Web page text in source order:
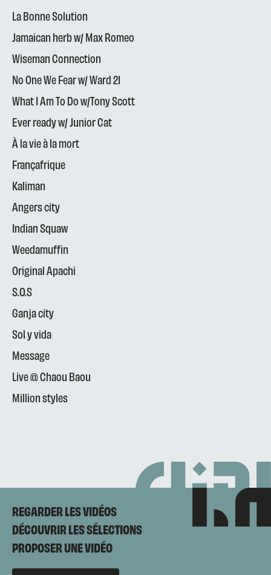
La Bonne Solution
Jamaican herb w/ Max Romeo
Wiseman Connection
No One We Fear w/ Ward 21
What I Am To Do w/Tony Scott
Ever ready w/ Junior Cat
À la vie à la mort
Françafrique
Kaliman
Angers city
Indian Squaw
Weedamuffin
Original Apachi
S.O.S
Ganja city
Sol y vida
Message
Live @ Chaou Baou
Million styles
REGARDER LES VIDÉOS
DÉCOUVRIR LES SÉLECTIONS
PROPOSER UNE VIDÉO